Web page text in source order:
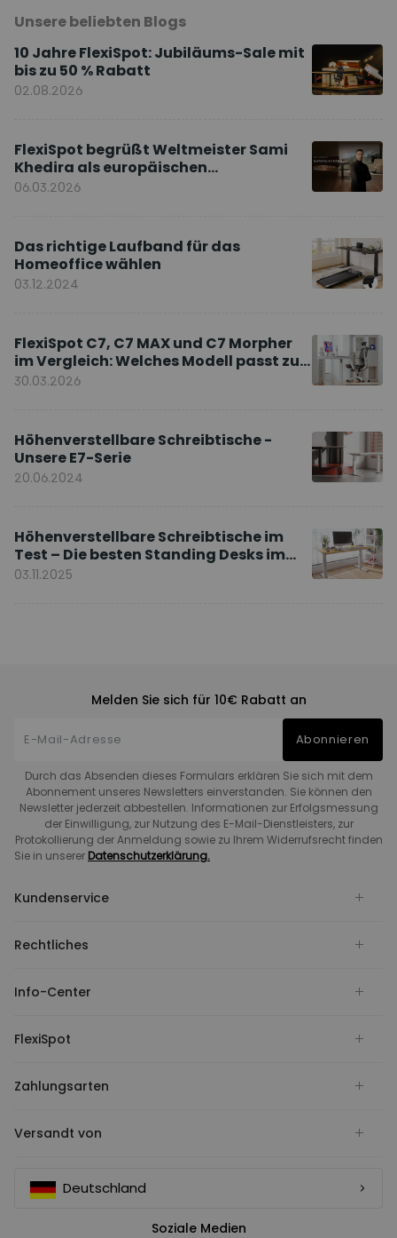
Unsere beliebten Blogs
10 Jahre FlexiSpot: Jubiläums-Sale mit
bis zu 50 % Rabatt
02.08.2026
FlexiSpot begrüßt Weltmeister Sami
Khedira als europäischen
Markenbotschafter
06.03.2026
Das richtige Laufband für das
Homeoffice wählen
03.12.2024
FlexiSpot C7, C7 MAX und C7 Morpher
im Vergleich: Welches Modell passt zu
Ihnen?
30.03.2026
Höhenverstellbare Schreibtische -
Unsere E7-Serie
20.06.2024
Höhenverstellbare Schreibtische im
Test – Die besten Standing Desks im
Vergleich
03.11.2025
Melden Sie sich für 10€ Rabatt an
Abonnieren
Durch das Absenden dieses Formulars erklären Sie sich mit dem
Abonnement unseres Newsletters einverstanden. Sie können den
Newsletter jederzeit abbestellen. Informationen zur Erfolgsmessung
der Einwilligung, zur Nutzung des E-Mail-Dienstleisters, zur
Protokollierung der Anmeldung sowie zu Ihrem Widerrufsrecht finden
Sie in unserer Datenschutzerklärung.
Kundenservice
Rechtliches
Info-Center
FlexiSpot
Zahlungsarten
Versandt von
Deutschland
Soziale Medien